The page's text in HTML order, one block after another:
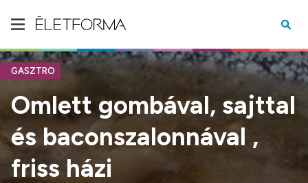
GASZTRO
Omlett gombával, sajttal
és baconszalonnával ,
friss házi